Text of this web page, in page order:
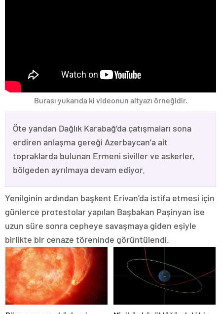
Burası yukarıda ki videonun altyazı örneğidir.
Öte yandan Dağlık Karabağ’da çatışmaları sona
erdiren anlaşma gereği Azerbaycan’a ait
topraklarda bulunan Ermeni siviller ve askerler,
bölgeden ayrılmaya devam ediyor.
Yenilginin ardından başkent Erivan’da istifa etmesi için
günlerce protestolar yapılan Başbakan Paşinyan ise
uzun süre sonra cepheye savaşmaya giden eşiyle
birlikte bir cenaze töreninde görüntülendi.